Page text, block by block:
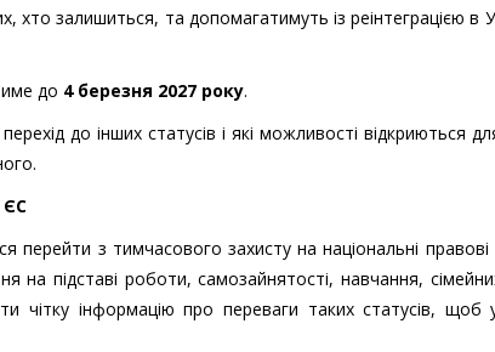
хто залишиться, та допомагатимуть із реінтеграцією в
до 4 березня 2027 року.
до інших статусів і які можливості відкриються
ЄС
перейти з тимчасового захисту на національні правові
підставі роботи, самозайнятості, навчання,
чітку інформацію про переваги таких статусів, щоб